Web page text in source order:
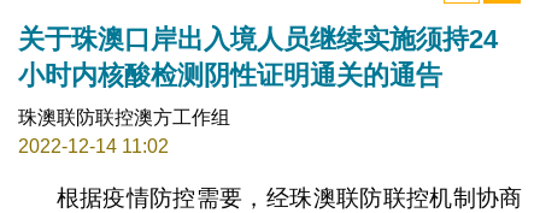
关于珠澳口岸出入境人员继续实施须持24
小时内核酸检测阴性证明通关的通告
珠澳联防联控澳方工作组
2022-12-14 11:02
根据疫情防控需要，经珠澳联防联控机制协商